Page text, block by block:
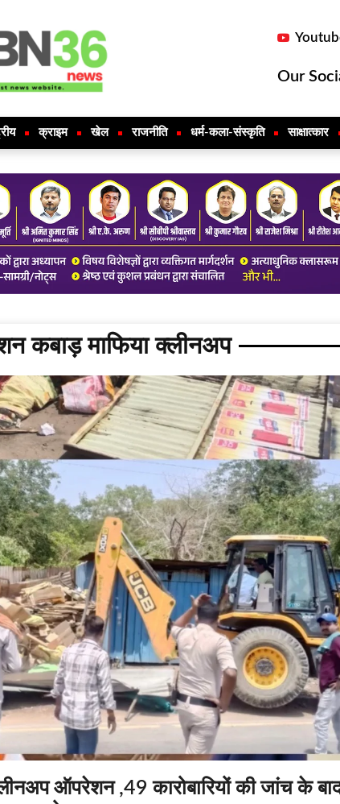
Our
क्राइम खेल राजनीति धर्म-कला-संस्कृति साक्षात्कार
कबाड़ माफिया क्लीनअप
ऑपरेशन ,49 कारोबारियों की जांच के